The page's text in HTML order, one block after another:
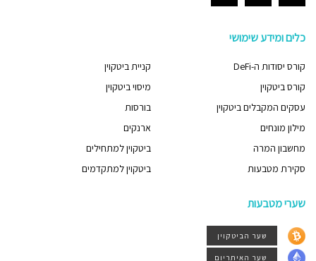
כלים ומידע שימושי
קורס יסודות ה-DeFi
קורס ביטקוין
עסקים המקבלים ביטקוין
מילון מונחים
מחשבון המרה
סקירת מטבעות
קניית ביטקוין
מיסוי ביטקוין
בורסות
ארנקים
ביטקוין למתחילים
ביטקוין למתקדמים
שערי מטבעות
שער הביטקוין
שער האיתריום